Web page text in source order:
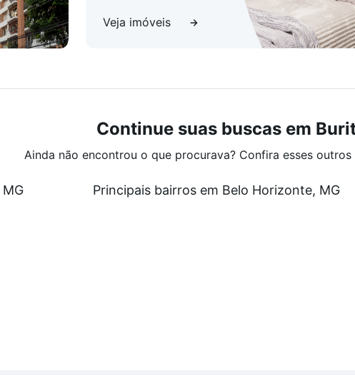
Veja imóveis
Continue suas buscas em
Ainda não encontrou o que procurava? Confira esses
Principais bairros em Belo Horizonte, MG